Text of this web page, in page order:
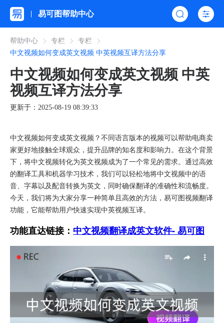
易可图帮助中心
帮助中心 专栏
专栏
中文视频如何变成英文视频 中英视频互译方法分享
中文视频如何变成英文视频 中英
视频互译方法分享
更新于：2025-08-19 08:39:33
中文视频如何变成英文视频？不同语言版本的视频可以帮助电商卖
家更好地接触全球观众，提升品牌的知名度和影响力。在这个背景
下，将中文视频转化为英文视频成为了一个常见的需求。通过高效
的翻译工具和机器学习技术，我们可以轻松地将中文视频中的语
音、字幕以及配音转换为英文，同时确保翻译的准确性和流畅度。
今天，我们将为大家分享一种简单且高效的方法，易可图视频翻译
功能，它能帮助用户快速实现中英视频互译。
功能直达链接： 中文视频翻译成英文软件- 易可图